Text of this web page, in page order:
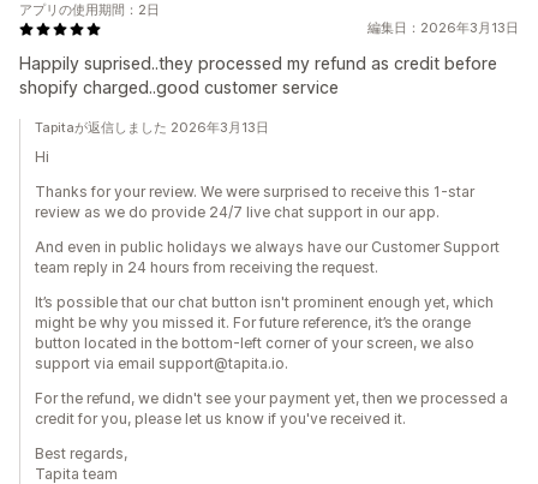
編集日：2026年3月13日
Happily suprised..they processed my refund as credit before
shopify charged..good customer service
アプリの使用期間：2日
Tapitaが返信しました 2026年3月13日
Hi
Thanks for your review. We were surprised to receive this 1-star
review as we do provide 24/7 live chat support in our app.
And even in public holidays we always have our Customer Support
team reply in 24 hours from receiving the request.
It’s possible that our chat button isn't prominent enough yet, which
might be why you missed it. For future reference, it’s the orange
button located in the bottom-left corner of your screen, we also
support via email support@tapita.io.
For the refund, we didn't see your payment yet, then we processed a
credit for you, please let us know if you've received it.
Best regards,
Tapita team